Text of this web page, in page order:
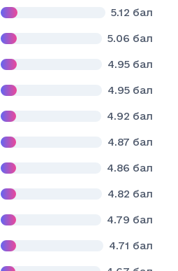
5.12 бал
5.06 бал
4.95 бал
4.95 бал
4.92 бал
4.87 бал
4.86 бал
4.82 бал
4.79 бал
4.71 бал